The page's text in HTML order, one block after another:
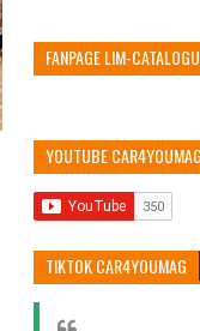
FANPAGE LIM-
YOUTUBE CAR4YOUMAG
TIKTOK CAR4YOUMAG